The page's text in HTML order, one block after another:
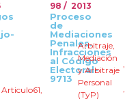
98 / 2013
Proceso
de
Mediaciones
Penales.
Infracciones
al Código
Electoral-
9713
Articulo61,
Arbitraje,
Mediación
y Arbitraje
,
Personal
(TyP)
,